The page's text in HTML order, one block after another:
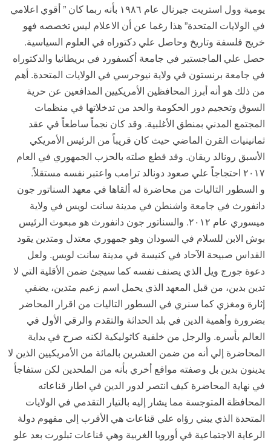
يومية وول استريت جيرنال عام ١٩٨٦ بأنه ربما كان ” أقوي اعلامي
في الولايات المتحدة” هذا رغما عن أن الاعلام ليس تخصصه فهو
خريج فلسفة وتاريخ وحاصل علي دكتوراه في العلوم السياسية.
حصل علي الماجستير في جامعة أكسفورد في بريطانيا والدكتوراه
في جامعة برنستون في ولاية نيوجرسي في الولايات المتحدة. أهم
من ذلك هو أنه أبرز المحافظين الأمريكيين المدافعين عن حرية
السوق وتحجيم دور الحكومة والحد من تدخلاتها في منظمات
المجتمع المدني بمنطق الأغلبية. وقد كان نجماً ساطعاً في عقد
ثمانينيات القرن الماضي حيث كان قريباً من الرئيس الأمريكي
الأسبق رونالد ريقان. وقد قطع صلته بالحزب الجمهوري في العام
٢٠١٧ احتجاجاً علي صعود دونالد ترامب واعتبر نفسه مستقلاً.
و السطور التاليات من محاضرة له ألقاها في معهد السناتور جون
دانفورث في جامعة واشنطن في مدينة سانت لويس في ولاية
ميسوري عام ٢٠١٢. والسناتور جون دانفورث هو مبعوث الرئيس
بوش الابن للسلام في السودان وهو جمهوري معتدل ومتدين يقود
القداس صبيحة الآحاد في كنيسة في مدينة سانت لويس. ولعل
دعوة جورج ويل الذي يصنف نفسه كما سيجئ ضمن الأقلية التي لا
تدين بدين، من قبل المعهد الذي يحمل اسم زعيم متدين، يضفي
إثارة ومغزي كما سنري في السطور التاليات من اقرار المحاضر
بضرورة وأهمية الدين في بلد الحداثة والتقدم والرقي الأول في
العالم بأسره. والرجل من خلفية كاثوليكية لكنه صرح في بداية
المحاضرة إلي أنه من ضمن العشرين بالمائة من الأمريكيين الذين لا
يدينون بدين بل وصفته مواقع أخري بأنه من الملحدين لكن ستفاجأ
في نهاية المحاضرة كيف انتصر لدور الدين في اطار قناعاته
المحافظة المتوجسة مما يشار إليه بالتيار التقدمي في الولايات
المتحدة الذي يبني رؤاه علي قناعات هي الأقرب إلي مفهوم دولة
الرعاية الاجتماعية في أوروبا الغربية وهي قناعات تبلورت بعد علو